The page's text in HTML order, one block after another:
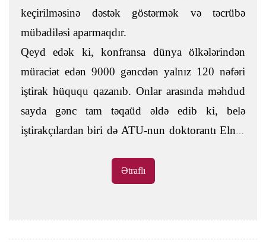
keçirilməsinə dəstək göstərmək və təcrübə
mübadiləsi aparmaqdır.
Qeyd edək ki, konfransa dünya ölkələrindən
müraciət edən 9000 gəncdən yalnız 120 nəfəri
iştirak hüququ qazanıb. Onlar arasında məhdud
sayda gənc tam təqaüd əldə edib ki, belə
iştirakçılardan biri də ATU-nun doktorantı Elnur
Ətraflı